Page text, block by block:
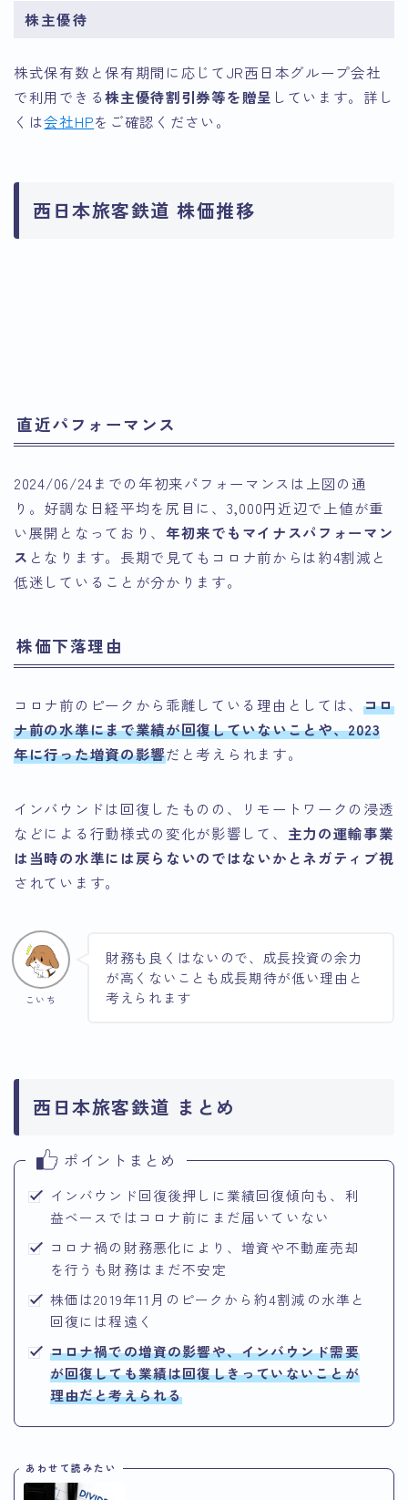
株主優待
株式保有数と保有期間に応じてJR西日本グループ会社
で利用できる株主優待割引券等を贈呈 しています。詳し
くは会社HPをご確認ください。
西日本旅客鉄道 株価推移
直近パフォーマンス
2024/06/24までの年初来パフォーマンスは上図の通
り。好調な日経平均を尻目に、3,000円近辺で上値が重
い展開となっており、 年初来でもマイナスパフォーマン
ス となります。長期で見てもコロナ前からは約4割減と
低迷していることが分かります。
株価下落理由
コロナ前のピークから乖離している理由としては、コロ
ナ前の水準にまで業績が回復していないことや、2023
年に行った増資の影響だと考えられます。
インバウンドは回復したものの、リモートワークの浸透
などによる行動様式の変化が影響して、 主力の運輸事業
は当時の水準には戻らないのではないかとネガティブ視
されています。
こいち
財務も良くはないので、成長投資の余力
が高くないことも成長期待が低い理由と
考えられます
西日本旅客鉄道 まとめ
ポイントまとめ
インバウンド回復後押しに業績回復傾向も、利
益ベースではコロナ前にまだ届いていない
コロナ禍の財務悪化により、増資や不動産売却
を行うも財務はまだ不安定
株価は2019年11月のピークから約4割減の水準と
回復には程遠く
コロナ禍での増資の影響や、インバウンド需要
が回復しても業績は回復しきっていないことが
理由だと考えられる
あわせて読みたい